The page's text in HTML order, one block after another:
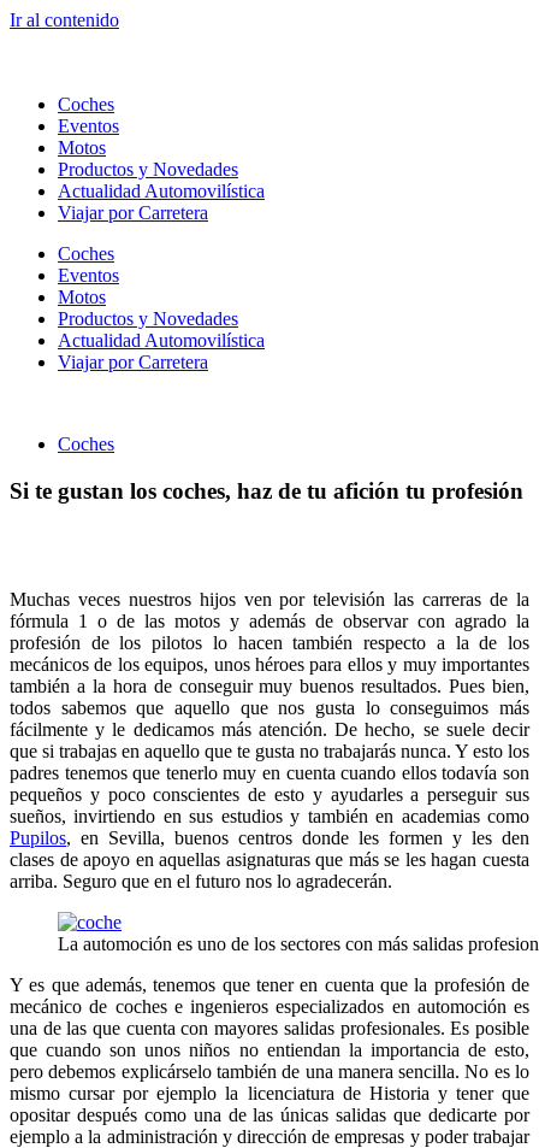
Ir al contenido
Coches
Eventos
Motos
Productos y Novedades
Actualidad Automovilística
Viajar por Carretera
Coches
Eventos
Motos
Productos y Novedades
Actualidad Automovilística
Viajar por Carretera
Coches
Si te gustan los coches, haz de tu afición tu profesión
Muchas veces nuestros hijos ven por televisión las carreras de la
fórmula 1 o de las motos y además de observar con agrado la
profesión de los pilotos lo hacen también respecto a la de los
mecánicos de los equipos, unos héroes para ellos y muy importantes
también a la hora de conseguir muy buenos resultados. Pues bien,
todos sabemos que aquello que nos gusta lo conseguimos más
fácilmente y le dedicamos más atención. De hecho, se suele decir
que si trabajas en aquello que te gusta no trabajarás nunca. Y esto los
padres tenemos que tenerlo muy en cuenta cuando ellos todavía son
pequeños y poco conscientes de esto y ayudarles a perseguir sus
sueños, invirtiendo en sus estudios y también en academias como
Pupilos, en Sevilla, buenos centros donde les formen y les den
clases de apoyo en aquellas asignaturas que más se les hagan cuesta
arriba. Seguro que en el futuro nos lo agradecerán.
La automoción es uno de los sectores con más salidas
Y es que además, tenemos que tener en cuenta que la profesión de
mecánico de coches e ingenieros especializados en automoción es
una de las que cuenta con mayores salidas profesionales. Es posible
que cuando son unos niños no entiendan la importancia de esto,
pero debemos explicárselo también de una manera sencilla. No es lo
mismo cursar por ejemplo la licenciatura de Historia y tener que
opositar después como una de las únicas salidas que dedicarte por
ejemplo a la administración y dirección de empresas y poder trabajar